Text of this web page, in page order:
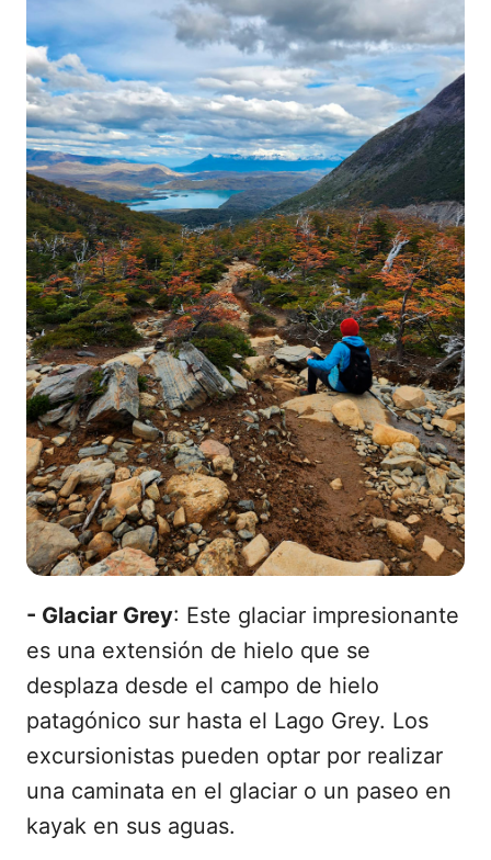
- Glaciar Grey: Este glaciar impresionante
es una extensión de hielo que se
desplaza desde el campo de hielo
patagónico sur hasta el Lago Grey. Los
excursionistas pueden optar por realizar
una caminata en el glaciar o un paseo en
kayak en sus aguas.